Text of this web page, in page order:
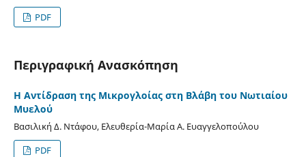
PDF
Περιγραφική Ανασκόπηση
H Aντίδραση της Μικρογλοίας στη Βλάβη του Νωτιαίου
Μυελού
Βασιλική Δ. Ντάφου, Ελευθερία-Μαρία Α. Ευαγγελοπούλου
PDF